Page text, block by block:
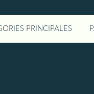
PRINCIPALES